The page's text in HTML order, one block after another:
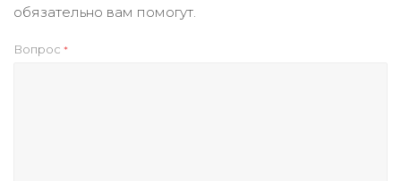
обязательно вам помогут.
Вопрос *